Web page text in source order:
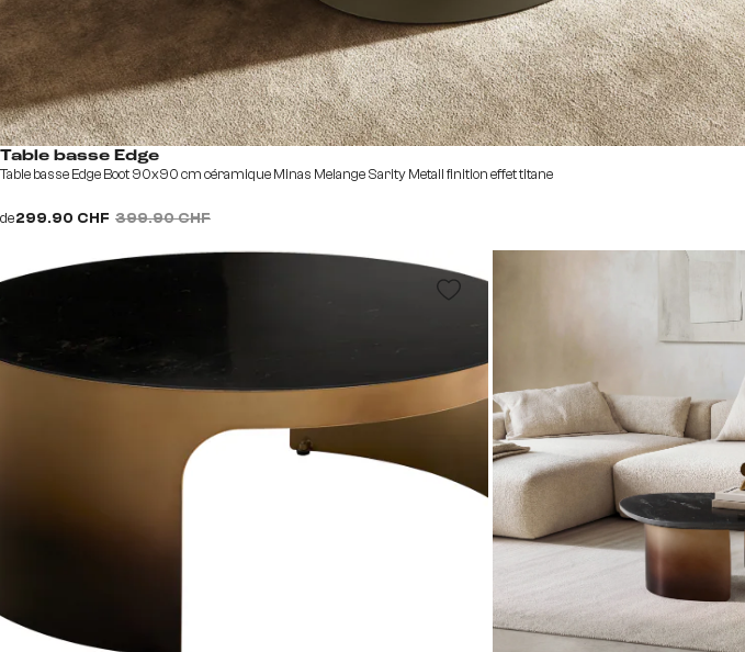
Table basse Edge
Table basse Edge Boot 90x90 cm céramique Minas Melange Sarity Metall finition effet titane
de299.90 CHF 399.90 CHF